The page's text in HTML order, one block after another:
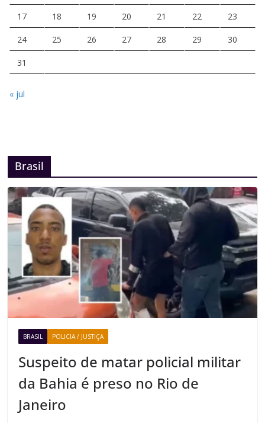
17 18 19 20 21 22 23
24 25 26 27 28 29 30
31
« jul
Brasil
BRASIL POLICIA / JUSTIÇA
Suspeito de matar policial militar
da Bahia é preso no Rio de
Janeiro